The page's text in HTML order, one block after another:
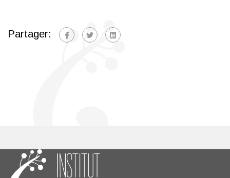
Partager: